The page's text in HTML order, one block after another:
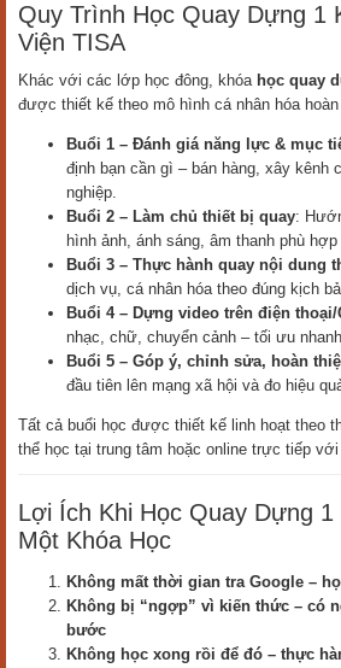
Quy Trình Học Quay Dựng 1
Viện TISA
Khác với các lớp học đông, khóa học quay
được thiết kế theo mô hình cá nhân hóa hoàn
Buổi 1 – Đánh giá năng lực & mục
định bạn cần gì – bán hàng, xây kênh
nghiệp.
Buổi 2 – Làm chủ thiết bị quay:
hình ảnh, ánh sáng, âm thanh phù
Buổi 3 – Thực hành quay nội dung
dịch vụ, cá nhân hóa theo đúng kịch
Buổi 4 – Dựng video trên điện thoại/
nhạc, chữ, chuyển cảnh – tối ưu
Buổi 5 – Góp ý, chỉnh sửa, hoàn
đầu tiên lên mạng xã hội và đo hiệu
Tất cả buổi học được thiết kế linh hoạt theo
thể học tại trung tâm hoặc online trực tiếp với
Lợi Ích Khi Học Quay Dựng
Một Khóa Học
Không mất thời gian tra Google –
Không bị “ngợp” vì kiến thức – có
bước
Không học xong rồi để đó – thực